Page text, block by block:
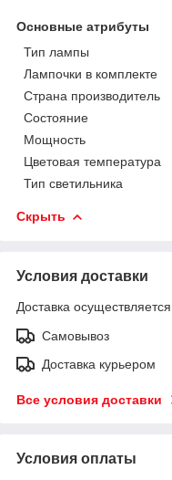
Основные атрибуты
Тип лампы
Лампочки в комплекте
Страна производитель
Состояние
Мощность
Цветовая температура
Тип светильника
Скрыть
Условия доставки
Доставка
Самовывоз
Доставка курьером
Все условия доставки
Условия оплаты